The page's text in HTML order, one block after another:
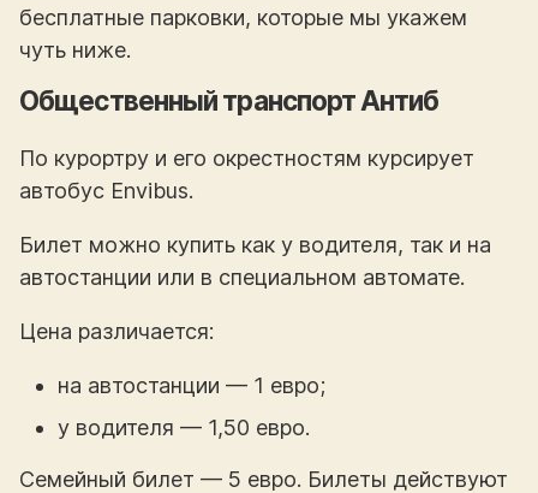
бесплатные парковки, которые мы укажем
чуть ниже.
Общественный транспорт Антиб
По курортру и его окрестностям курсирует
автобус Envibus.
Билет можно купить как у водителя, так и на
автостанции или в специальном автомате.
Цена различается:
на автостанции — 1 евро;
у водителя — 1,50 евро.
Семейный билет — 5 евро. Билеты действуют